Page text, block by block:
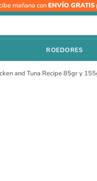
mañana conENVÍO GRATIS
ROEDORES
and Tuna Recipe 85gr y